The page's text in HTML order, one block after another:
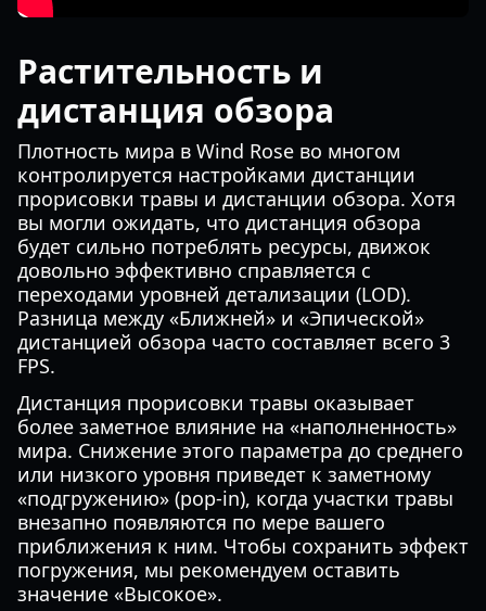
Растительность и
дистанция обзора
Плотность мира в Wind Rose во многом
контролируется настройками дистанции
прорисовки травы и дистанции обзора. Хотя
вы могли ожидать, что дистанция обзора
будет сильно потреблять ресурсы, движок
довольно эффективно справляется с
переходами уровней детализации (LOD).
Разница между «Ближней» и «Эпической»
дистанцией обзора часто составляет всего 3
FPS.
Дистанция прорисовки травы оказывает
более заметное влияние на «наполненность»
мира. Снижение этого параметра до среднего
или низкого уровня приведет к заметному
«подгружению» (pop-in), когда участки травы
внезапно появляются по мере вашего
приближения к ним. Чтобы сохранить эффект
погружения, мы рекомендуем оставить
значение «Высокое».